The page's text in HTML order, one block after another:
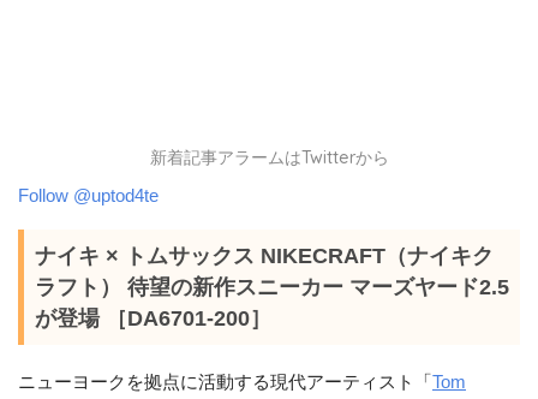
新着記事アラームはTwitterから
Follow @uptod4te
ナイキ × トムサックス NIKECRAFT（ナイキク
ラフト） 待望の新作スニーカー マーズヤード2.5
が登場 ［DA6701-200］
ニューヨークを拠点に活動する現代アーティスト「Tom